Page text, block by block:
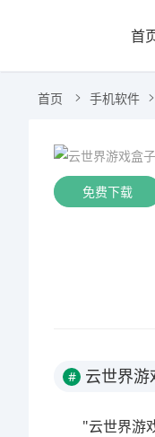
首
首页 手机软件
免费下载
# 云世界
"云世界游